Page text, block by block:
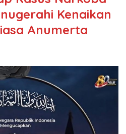
Kenaikan
Anumerta